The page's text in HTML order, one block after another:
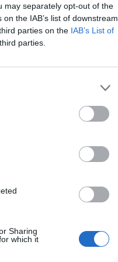
may separately opt-out of the
the IAB’s list of downstream
parties on the IAB’s List of
parties.
Sharing
which it
την
Βασιλικής
συμμετείχαν στο